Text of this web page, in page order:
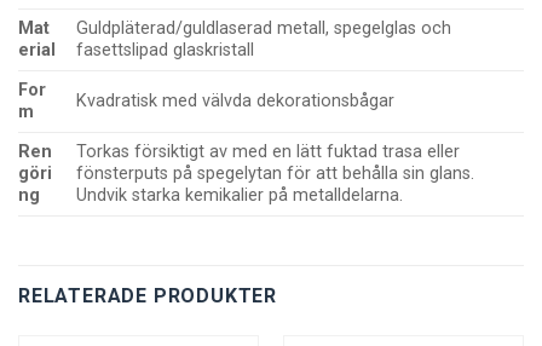
Mat
erial
Guldpläterad/guldlaserad metall, spegelglas och
fasettslipad glaskristall
For
m
Kvadratisk med välvda dekorationsbågar
Ren
göri
ng
Torkas försiktigt av med en lätt fuktad trasa eller
fönsterputs på spegelytan för att behålla sin glans.
Undvik starka kemikalier på metalldelarna.
RELATERADE PRODUKTER